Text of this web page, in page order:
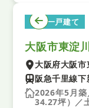
新築一戸建て
大阪府大阪
阪急千里線
2026年5月
34.27坪）／